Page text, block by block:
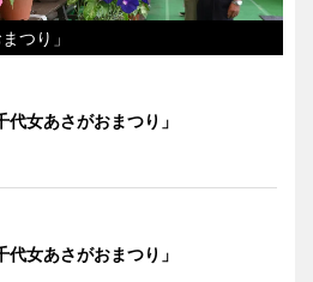
つり」
代女あさがおまつり」
代女あさがおまつり」